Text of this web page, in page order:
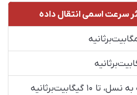
سرعت اسمی انتقال داده
تا ۱۰ گیگابیت‌برثانیه